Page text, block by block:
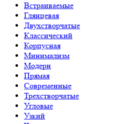
Встраиваемые
Глянцевая
Двухстворчатые
Классический
Корпусная
Минимализм
Модерн
Прямая
Современные
Трехстворчатые
Угловые
Узкий